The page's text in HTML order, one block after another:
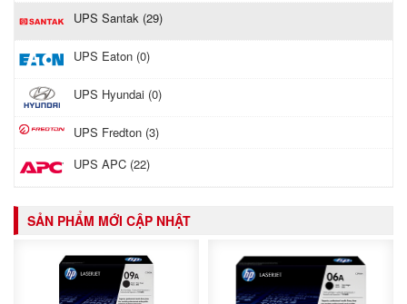
UPS Santak (29)
UPS Eaton (0)
UPS Hyundai (0)
UPS Fredton (3)
UPS APC (22)
SẢN PHẨM MỚI CẬP NHẬT